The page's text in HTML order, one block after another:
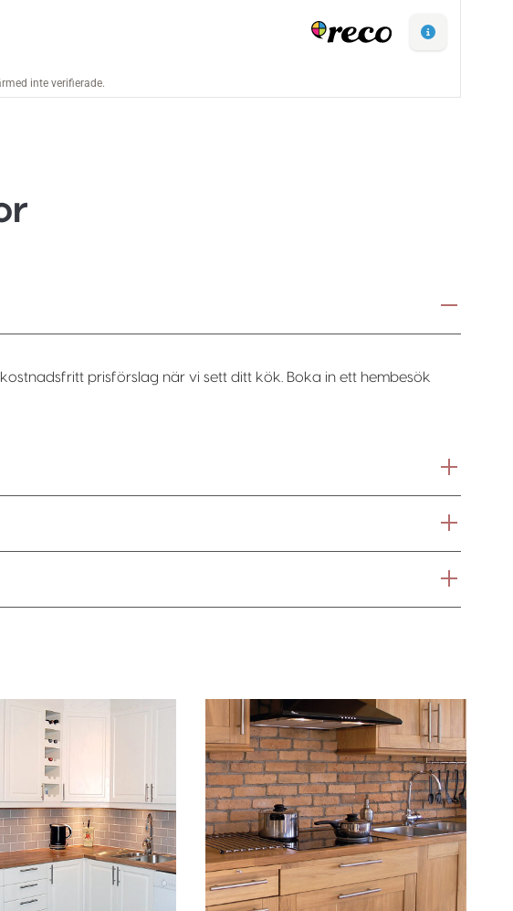
prisförslag när vi sett ditt kök. Boka in ett hembesök